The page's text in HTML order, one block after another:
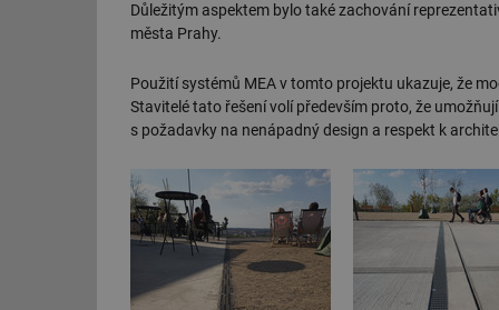
Důležitým aspektem bylo také zachování
města Prahy.
Použití systémů MEA v tomto projektu ukazuje, že
Stavitelé tato řešení volí především proto, že
s požadavky na nenápadný design a respekt k
mv
id
_hjFirstSeen